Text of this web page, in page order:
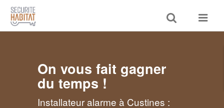
Toggle
search
Toggle
On vous fait gagner
du temps !
Installateur alarme à Custines :